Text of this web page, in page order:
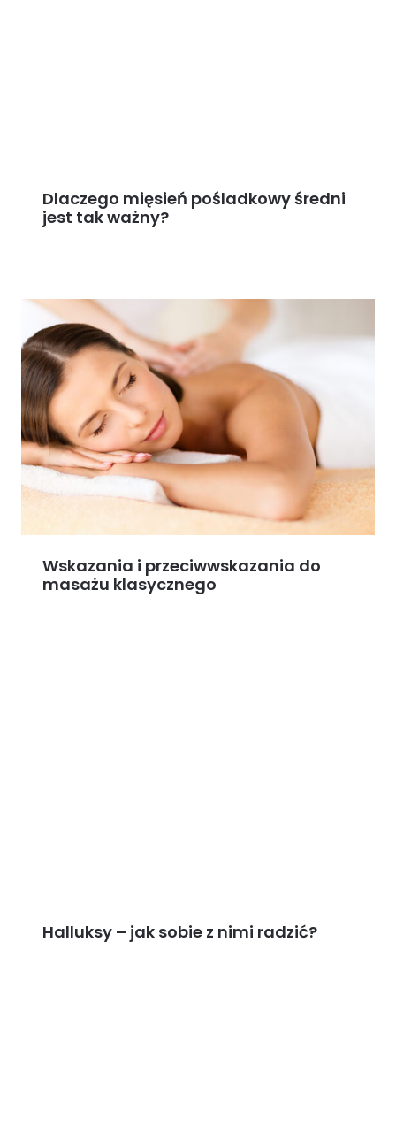
Dlaczego mięsień pośladkowy średni
jest tak ważny?
Wskazania i przeciwwskazania do
masażu klasycznego
Halluksy – jak sobie z nimi radzić?